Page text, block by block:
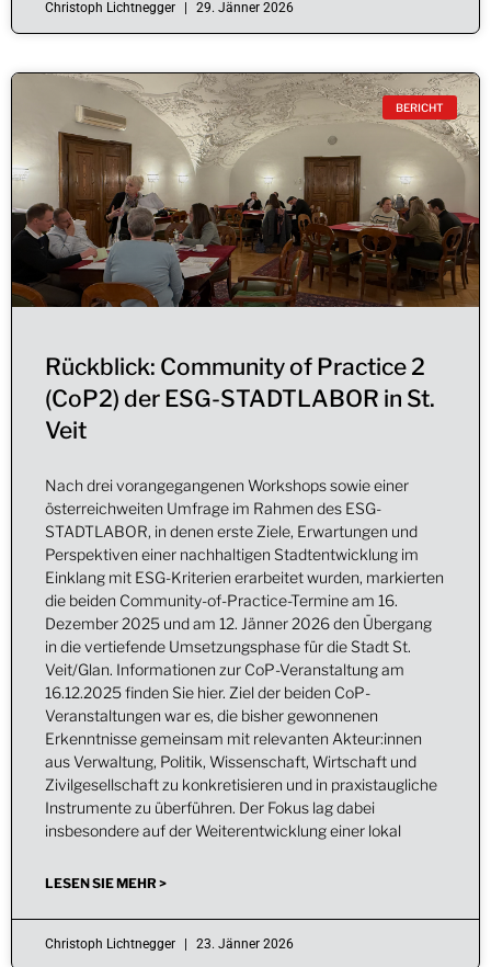
Christoph Lichtnegger 29. Jänner 2026
BERICHT
Rückblick: Community of Practice 2
(CoP2) der ESG-STADTLABOR in St.
Veit
Nach drei vorangegangenen Workshops sowie einer
österreichweiten Umfrage im Rahmen des ESG-
STADTLABOR, in denen erste Ziele, Erwartungen und
Perspektiven einer nachhaltigen Stadtentwicklung im
Einklang mit ESG-Kriterien erarbeitet wurden, markierten
die beiden Community-of-Practice-Termine am 16.
Dezember 2025 und am 12. Jänner 2026 den Übergang
in die vertiefende Umsetzungsphase für die Stadt St.
Veit/Glan. Informationen zur CoP-Veranstaltung am
16.12.2025 finden Sie hier. Ziel der beiden CoP-
Veranstaltungen war es, die bisher gewonnenen
Erkenntnisse gemeinsam mit relevanten Akteur:innen
aus Verwaltung, Politik, Wissenschaft, Wirtschaft und
Zivilgesellschaft zu konkretisieren und in praxistaugliche
Instrumente zu überführen. Der Fokus lag dabei
insbesondere auf der Weiterentwicklung einer lokal
LESEN SIE MEHR >
Christoph Lichtnegger 23. Jänner 2026